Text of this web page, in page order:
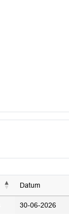
Datum
30-06-2026